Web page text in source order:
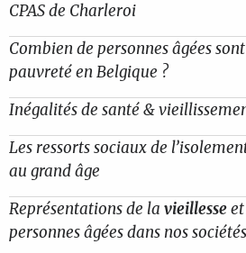
CPAS de Charleroi
Combien de personnes âgées
pauvreté en Belgique ?
Inégalités de santé &
Les ressorts sociaux de
au grand âge
Représentations de la vieillesse
personnes âgées dans nos